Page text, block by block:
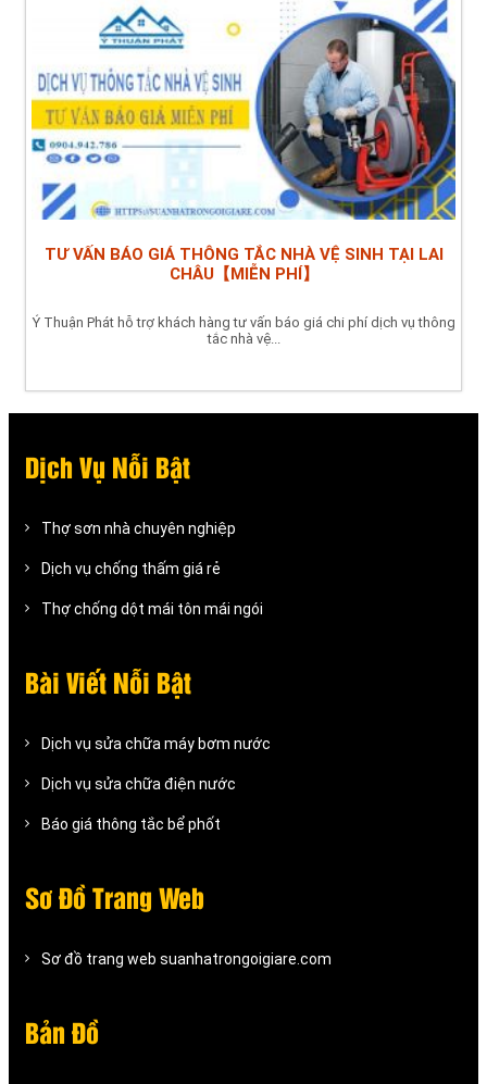
TƯ VẤN BÁO GIÁ THÔNG TẮC NHÀ VỆ SINH TẠI LAI
CHÂU【MIỄN PHÍ】
Ý Thuận Phát hỗ trợ khách hàng tư vấn báo giá chi phí dịch vụ thông
tắc nhà vệ...
Dịch Vụ Nỗi Bật
Thợ sơn nhà chuyên nghiệp
Dịch vụ chống thấm giá rẻ
Thợ chống dột mái tôn mái ngói
Bài Viết Nỗi Bật
Dịch vụ sửa chữa máy bơm nước
Dịch vụ sửa chữa điện nước
Báo giá thông tắc bể phốt
Sơ Đồ Trang Web
Sơ đồ trang web suanhatrongoigiare.com
Bản Đồ